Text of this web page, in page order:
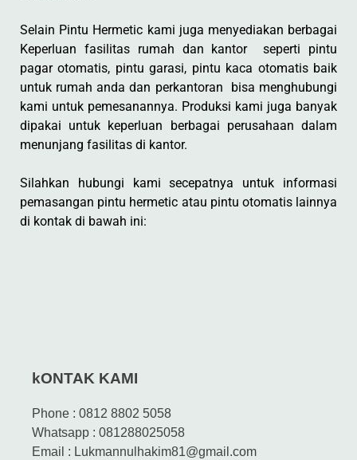
Selain Pintu Hermetic kami juga menyediakan berbagai
Keperluan fasilitas rumah dan kantor seperti pintu
pagar otomatis, pintu garasi, pintu kaca otomatis baik
untuk rumah anda dan perkantoran bisa menghubungi
kami untuk pemesanannya. Produksi kami juga banyak
dipakai untuk keperluan berbagai perusahaan dalam
menunjang fasilitas di kantor.
Silahkan hubungi kami secepatnya untuk informasi
pemasangan pintu hermetic atau pintu otomatis lainnya
di kontak di bawah ini:
kONTAK KAMI
Phone : 0812 8802 5058
Whatsapp : 081288025058
Email : Lukmannulhakim81@gmail.com